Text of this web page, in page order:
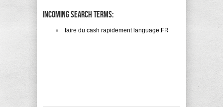
Incoming search terms:
faire du cash rapidement language:FR